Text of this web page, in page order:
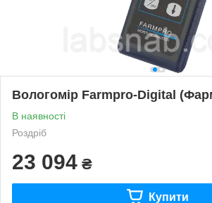
Вологомір Farmpro-Digital
В наявності
Роздріб
23 094 ₴
Купити